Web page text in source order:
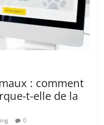
: comment
t-elle de la
0